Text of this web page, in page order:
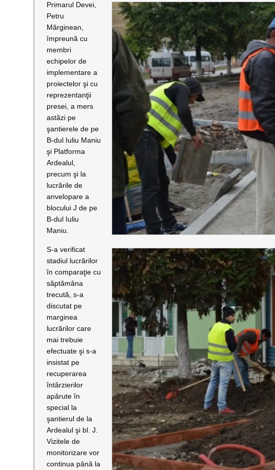
Primarul Devei,
Petru
Mărginean,
împreună cu
membri
echipelor de
implementare a
proiectelor şi cu
reprezentanţii
presei, a mers
astăzi pe
şantierele de pe
B-dul Iuliu Maniu
şi Platforma
Ardealul,
precum şi la
lucrările de
anvelopare a
blocului J de pe
B-dul Iuliu
Maniu.
S-a verificat
stadiul lucrărilor
în comparaţie cu
săptămâna
trecută, s-a
discutat pe
marginea
lucrărilor care
mai trebuie
efectuate şi s-a
insistat pe
recuperarea
întârzierilor
apărute în
special la
şantierul de la
Ardealul şi bl. J.
Vizitele de
monitorizare vor
continua până la